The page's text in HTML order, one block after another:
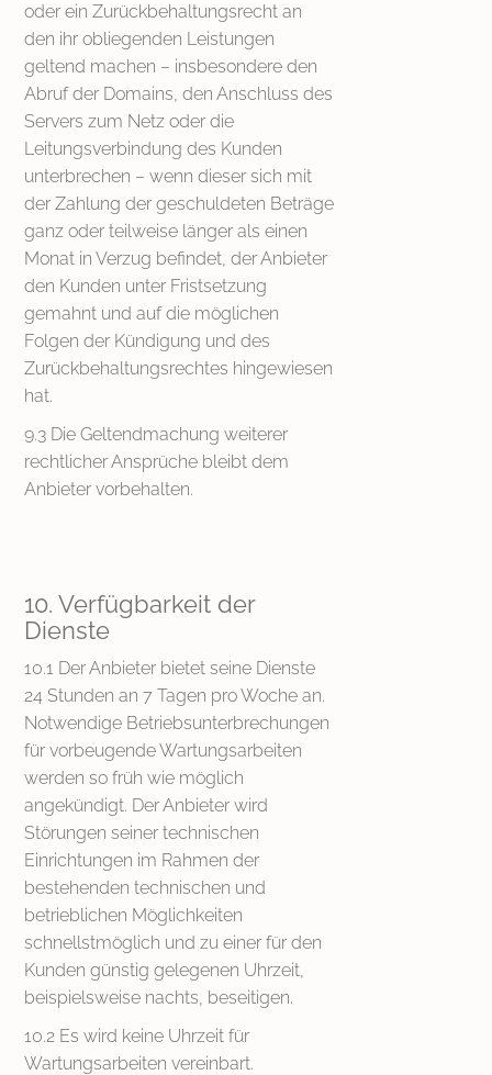
oder ein Zurückbehaltungsrecht an
den ihr obliegenden Leistungen
geltend machen – insbesondere den
Abruf der Domains, den Anschluss des
Servers zum Netz oder die
Leitungsverbindung des Kunden
unterbrechen – wenn dieser sich mit
der Zahlung der geschuldeten Beträge
ganz oder teilweise länger als einen
Monat in Verzug befindet, der Anbieter
den Kunden unter Fristsetzung
gemahnt und auf die möglichen
Folgen der Kündigung und des
Zurückbehaltungsrechtes hingewiesen
hat.
9.3 Die Geltendmachung weiterer
rechtlicher Ansprüche bleibt dem
Anbieter vorbehalten.
10. Verfügbarkeit der
Dienste
10.1 Der Anbieter bietet seine Dienste
24 Stunden an 7 Tagen pro Woche an.
Notwendige Betriebsunterbrechungen
für vorbeugende Wartungsarbeiten
werden so früh wie möglich
angekündigt. Der Anbieter wird
Störungen seiner technischen
Einrichtungen im Rahmen der
bestehenden technischen und
betrieblichen Möglichkeiten
schnellstmöglich und zu einer für den
Kunden günstig gelegenen Uhrzeit,
beispielsweise nachts, beseitigen.
10.2 Es wird keine Uhrzeit für
Wartungsarbeiten vereinbart.